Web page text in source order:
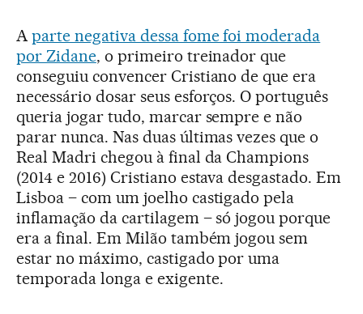
Aparte negativa dessa fome foi moderada
por Zidane, o primeiro treinador que
conseguiu convencer Cristiano de que era
necessário dosar seus esforços. O português
queria jogar tudo, marcar sempre e não
parar nunca. Nas duas últimas vezes que o
Real Madri chegou à final da Champions
(2014 e 2016) Cristiano estava desgastado. Em
Lisboa – com um joelho castigado pela
inflamação da cartilagem – só jogou porque
era a final. Em Milão também jogou sem
estar no máximo, castigado por uma
temporada longa e exigente.